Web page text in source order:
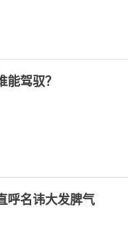
能驾驭？
呼名讳大发脾气